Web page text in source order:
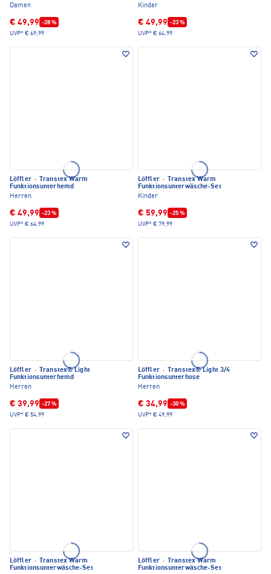
Damen
€ 49,99 -28 %
UVP* € 69,99
Kinder
€ 49,99 -23 %
UVP* € 64,99
Löffler ·
Transtex Warm
Funktionsunterhemd
Herren
€ 49,99 -23 %
UVP* € 64,99
Löffler ·
Transtex Warm
Funktionsunterwäsche-Set
Kinder
€ 59,99 -25 %
UVP* € 79,99
Löffler ·
Transtex® Light
Funktionsunterhemd
Herren
€ 39,99 -27 %
UVP* € 54,99
Löffler ·
Transtex® Light 3/4
Funktionsunterhose
Herren
€ 34,99 -30 %
UVP* € 49,99
Löffler ·
Transtex Warm
Funktionsunterwäsche-Set
Löffler ·
Transtex Warm
Funktionsunterwäsche-Set